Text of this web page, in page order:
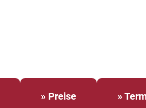
» Preise »